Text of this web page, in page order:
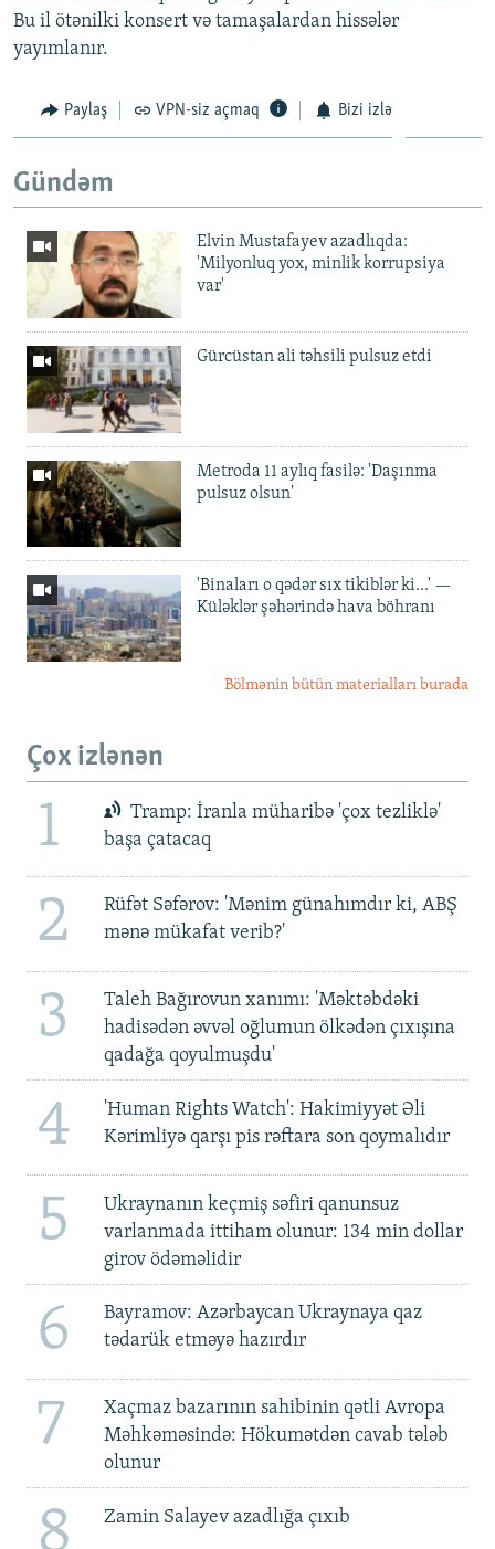
Bu il ötənilki konsert və tamaşalardan hissələr
yayımlanır.
Paylaş VPN-siz açmaq Bizi izlə
Gündəm
Elvin Mustafayev azadlıqda:
'Milyonluq yox, minlik korrupsiya
var'
Gürcüstan ali təhsili pulsuz etdi
Metroda 11 aylıq fasilə: 'Daşınma
pulsuz olsun'
'Binaları o qədər sıx tikiblər ki...' —
Küləklər şəhərində hava böhranı
Bölmənin bütün materialları burada
Çox izlənən
1
Tramp: İranla müharibə 'çox tezliklə'
başa çatacaq
2
Rüfət Səfərov: 'Mənim günahımdır ki, ABŞ
mənə mükafat verib?'
3
Taleh Bağırovun xanımı: 'Məktəbdəki
hadisədən əvvəl oğlumun ölkədən çıxışına
qadağa qoyulmuşdu'
4
'Human Rights Watch': Hakimiyyət Əli
Kərimliyə qarşı pis rəftara son qoymalıdır
5
Ukraynanın keçmiş səfiri qanunsuz
varlanmada ittiham olunur: 134 min dollar
girov ödəməlidir
6
Bayramov: Azərbaycan Ukraynaya qaz
tədarük etməyə hazırdır
7
Xaçmaz bazarının sahibinin qətli Avropa
Məhkəməsində: Hökumətdən cavab tələb
olunur
8 Zamin Salayev azadlığa çıxıb